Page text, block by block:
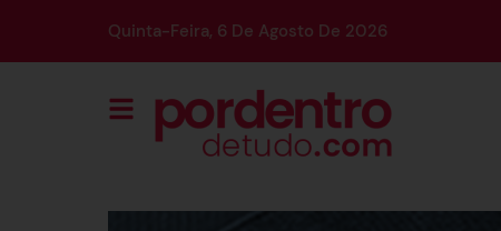
Quinta-Feira, 6 De Agosto De 2026